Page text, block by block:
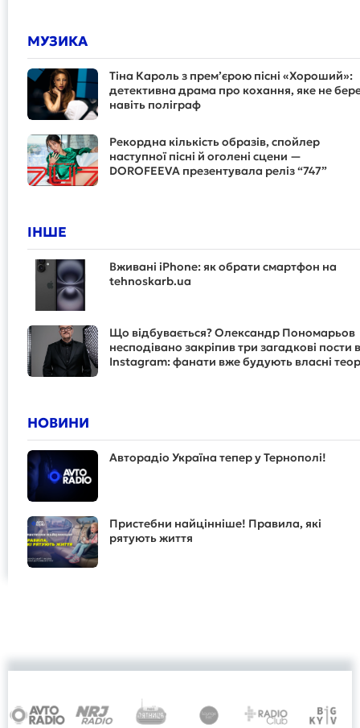
МУЗИКА
Тіна Кароль з прем’єрою пісні «Хороший»:
детективна драма про кохання, яке не
навіть поліграф
Рекордна кількість образів, спойлер
наступної пісні й оголені сцени —
DOROFEEVA презентувала реліз “747”
ІНШЕ
Вживані iPhone: як обрати смартфон на
tehnoskarb.ua
Що відбувається? Олександр Пономарьов
несподівано закріпив три загадкові пости в
Instagram: фанати вже будують власні
НОВИНИ
Авторадіо Україна тепер у Тернополі!
Пристебни найцінніше! Правила, які
рятують життя